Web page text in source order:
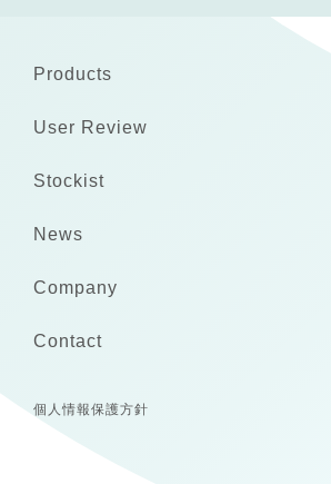
Products
User Review
Stockist
News
Company
Contact
個人情報保護方針